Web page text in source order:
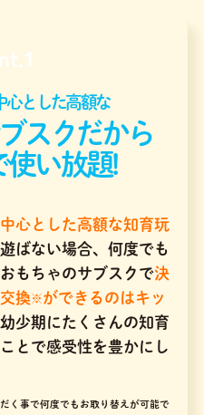
心とした高額な
スクだから
使い放題!
心とした高額な知育玩
ばない場合、何度でも
もちゃのサブスクで決
換※ ができるのはキッ
幼少期にたくさんの知育
とで感受性を豊かにし
く事で何度でもお取り替えが可能で